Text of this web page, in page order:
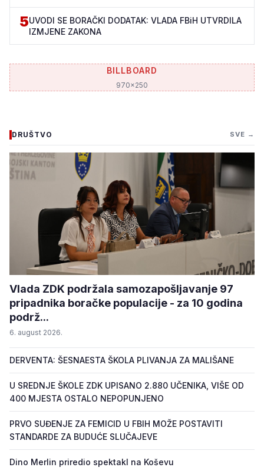
5UVODI SE BORAČKI DODATAK: VLADA FBiH UTVRDILA
IZMJENE ZAKONA
BILLBOARD
970x250
DRUŠTVO SVE →
Vlada ZDK podržala samozapošljavanje 97
pripadnika boračke populacije - za 10 godina
podrž...
6. august 2026.
DERVENTA: ŠESNAESTA ŠKOLA PLIVANJA ZA MALIŠANE
U SREDNJE ŠKOLE ZDK UPISANO 2.880 UČENIKA, VIŠE OD
400 MJESTA OSTALO NEPOPUNJENO
PRVO SUĐENJE ZA FEMICID U FBIH MOŽE POSTAVITI
STANDARDE ZA BUDUĆE SLUČAJEVE
Dino Merlin priredio spektakl na Koševu